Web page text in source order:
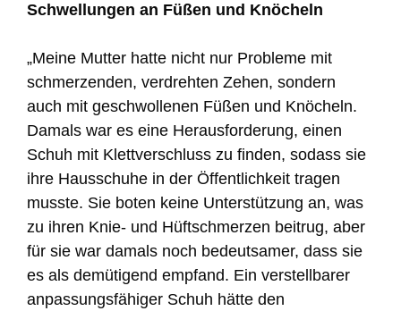
Schwellungen an Füßen und Knöcheln
„Meine Mutter hatte nicht nur Probleme mit
schmerzenden, verdrehten Zehen, sondern
auch mit geschwollenen Füßen und Knöcheln.
Damals war es eine Herausforderung, einen
Schuh mit Klettverschluss zu finden, sodass sie
ihre Hausschuhe in der Öffentlichkeit tragen
musste. Sie boten keine Unterstützung an, was
zu ihren Knie- und Hüftschmerzen beitrug, aber
für sie war damals noch bedeutsamer, dass sie
es als demütigend empfand. Ein verstellbarer
anpassungsfähiger Schuh hätte den